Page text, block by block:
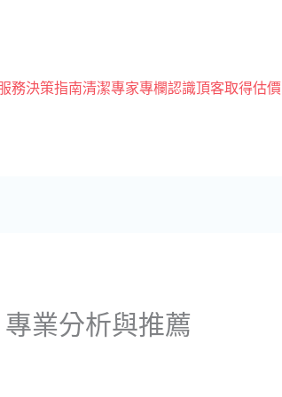
務決策指南清潔專家專欄認識頂客取得估價
業分析與推薦